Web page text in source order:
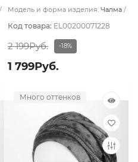
Модель и форма изделия: Чалма
Код товара: EL00200071228
2 199Руб. -18%
1 799Руб.
Много оттенков